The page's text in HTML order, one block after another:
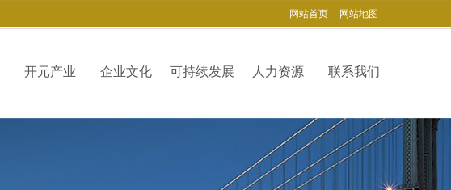
网站首页 网站地图
开元产业 企业文化 可持续发展 人力资源 联系我们